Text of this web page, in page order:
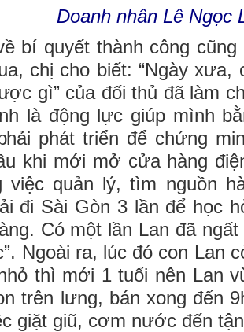
Doanh nhân Lê Ngọc
bí quyết thành công
chị cho biết: “Ngày xưa,
gì” của đối thủ đã làm
là động lực giúp mình
phát triển để chứng
khi mới mở cửa hàng
việc quản lý, tìm nguồn
đi Sài Gòn 3 lần để học
Có một lần Lan đã
Ngoài ra, lúc đó con Lan
thì mới 1 tuổi nên Lan
trên lưng, bán xong đến
giặt giũ, cơm nước đến